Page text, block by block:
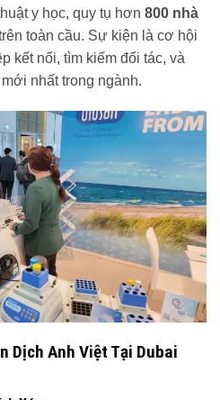
y học, quy tụ hơn 800 nhà
toàn cầu. Sự kiện là cơ hội
kết nối, tìm kiếm đối tác, và
nhất trong ngành.
Dịch Anh Việt Tại Dubai